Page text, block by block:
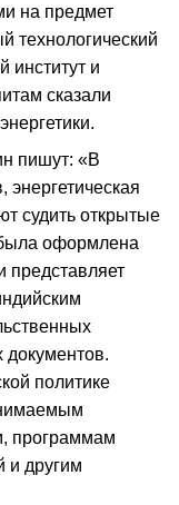
на предмет
технологический
институт и
сказали
пишут: «В
энергетическая
судить открытые
оформлена
представляет
документов.
политике
программам
и другим